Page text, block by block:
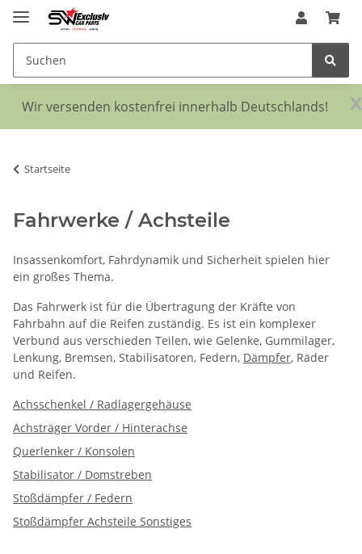
x
Wir versenden kostenfrei innerhalb Deutschlands!
Startseite
Fahrwerke / Achsteile
Insassenkomfort, Fahrdynamik und Sicherheit spielen hier
ein großes Thema.
Das Fahrwerk ist für die Übertragung der Kräfte von
Fahrbahn auf die Reifen zuständig. Es ist ein komplexer
Verbund aus verschieden Teilen, wie Gelenke, Gummilager,
Lenkung, Bremsen, Stabilisatoren, Federn, Dämpfer, Räder
und Reifen.
Achsschenkel / Radlagergehäuse
Achsträger Vorder / Hinterachse
Querlenker / Konsolen
Stabilisator / Domstreben
Stoßdämpfer / Federn
Stoßdämpfer Achsteile Sonstiges